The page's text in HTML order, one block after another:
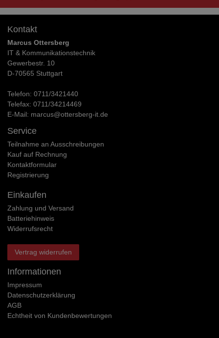
Kontakt
Marcus Ottersberg
IT & Kommunikationstechnik
Gewerbestr. 10
D-70565 Stuttgart
Telefon: 0711/3421440
Telefax: 0711/34214469
E-Mail: marcus@ottersberg-it.de
Service
Teilnahme an Ausschreibungen
Kauf auf Rechnung
Kontaktformular
Registrierung
Einkaufen
Zahlung und Versand
Batteriehinweis
Widerrufs­recht
Vertrag widerrufen
Informationen
Impressum
Daten­schutz­erklärung
AGB
Echtheit von Kundenbewertungen